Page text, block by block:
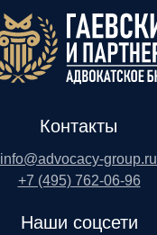
Наши соцсети
Контакты
info@advocacy-group.ru
+7 (495) 762-06-96